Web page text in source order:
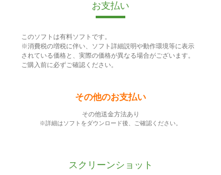
お支払い
このソフトは有料ソフトです。
※消費税の増税に伴い、ソフト詳細説明や動作環境等に表示
されている価格と、実際の価格が異なる場合がございます。
ご購入前に必ずご確認ください。
その他のお支払い
その他送金方法あり
※詳細はソフトをダウンロード後、ご確認ください。
スクリーンショット